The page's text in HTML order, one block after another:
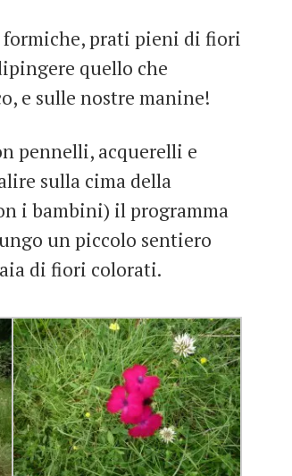
prati pieni di fiori
quello che
e sulle nostre manine!
pennelli, acquerelli e
sulla cima della
i bambini) il programma
un piccolo sentiero
di fiori colorati.